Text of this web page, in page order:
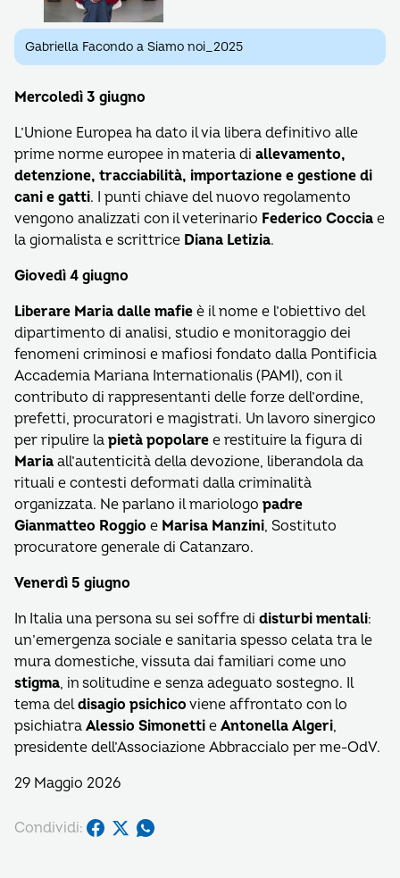
Gabriella Facondo a Siamo noi_2025
Mercoledì 3 giugno
L’Unione Europea ha dato il via libera definitivo alle
prime norme europee in materia di allevamento,
detenzione, tracciabilità, importazione e gestione di
cani e gatti. I punti chiave del nuovo regolamento
vengono analizzati con il veterinario Federico Coccia e
la giornalista e scrittrice Diana Letizia.
Giovedì 4 giugno
Liberare Maria dalle mafie è il nome e l’obiettivo del
dipartimento di analisi, studio e monitoraggio dei
fenomeni criminosi e mafiosi fondato dalla Pontificia
Accademia Mariana Internationalis (PAMI), con il
contributo di rappresentanti delle forze dell’ordine,
prefetti, procuratori e magistrati. Un lavoro sinergico
per ripulire la pietà popolare e restituire la figura di
Maria all’autenticità della devozione, liberandola da
rituali e contesti deformati dalla criminalità
organizzata. Ne parlano il mariologo padre
Gianmatteo Roggio e Marisa Manzini, Sostituto
procuratore generale di Catanzaro.
Venerdì 5 giugno
In Italia una persona su sei soffre di disturbi mentali:
un’emergenza sociale e sanitaria spesso celata tra le
mura domestiche, vissuta dai familiari come uno
stigma, in solitudine e senza adeguato sostegno. Il
tema deldisagio psichico viene affrontato con lo
psichiatra Alessio Simonetti e Antonella Algeri,
presidente dell’Associazione Abbraccialo per me-OdV.
29 Maggio 2026
Condividi: